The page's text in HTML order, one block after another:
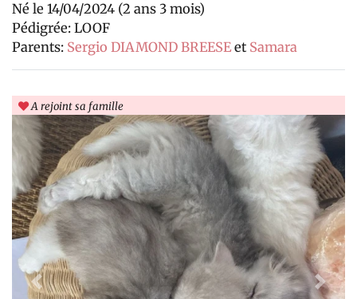
A rejoint sa famille
Previous Next
Né le 14/04/2024 (2 ans 3 mois)
Pédigrée: LOOF
Parents: Sergio DIAMOND BREESEet Samara